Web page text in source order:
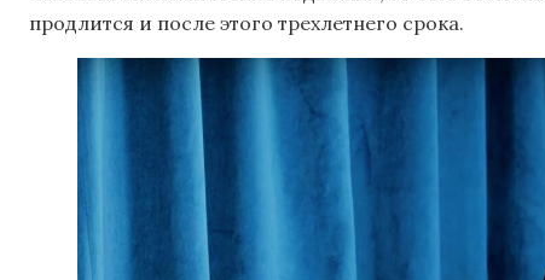
продлится и после этого трехлетнего срока.